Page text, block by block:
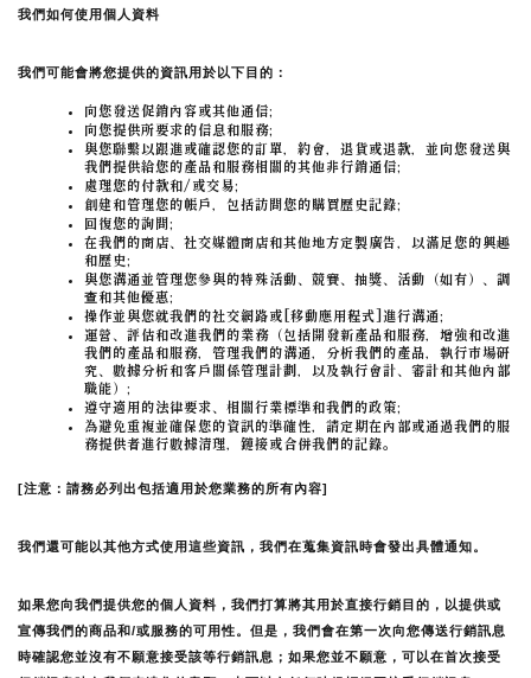
我們如何使用個人資料
我們可能會將您提供的資訊用於以下目的：
向您發送促銷內容或其他通信;
向您提供所要求的信息和服務;
與您聯繫以跟進或確認您的訂單，約會，退貨或退款，並向您發送與
我們提供給您的產品和服務相關的其他非行銷通信;
處理您的付款和/或交易;
創建和管理您的帳戶，包括訪問您的購買歷史記錄;
回復您的詢問;
在我們的商店、社交媒體商店和其他地方定製廣告，以滿足您的興趣
和歷史;
與您溝通並管理您參與的特殊活動、競賽、抽獎、活動（如有）、調
查和其他優惠;
操作並與您就我們的社交網路或[移動應用程式]進行溝通;
運營、評估和改進我們的業務（包括開發新產品和服務，增強和改進
我們的產品和服務，管理我們的溝通，分析我們的產品，執行市場研
究、數據分析和客戶關係管理計劃，以及執行會計、審計和其他內部
職能）;
遵守適用的法律要求、相關行業標準和我們的政策;
為避免重複並確保您的資訊的準確性，請定期在內部或通過我們的服
務提供者進行數據清理，鏈接或合併我們的記錄。
[注意：請務必列出包括適用於您業務的所有內容]
我們還可能以其他方式使用這些資訊，我們在蒐集資訊時會發出具體通知。
如果您向我們提供您的個人資料，我們打算將其用於直接行銷目的，以提供或
宣傳我們的商品和/或服務的可用性。但是，我們會在第一次向您傳送行銷訊息
時確認您並沒有不願意接受該等行銷訊息；如果您並不願意，可以在首次接受